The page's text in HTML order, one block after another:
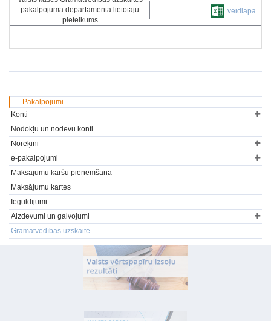
pakalpojuma departamenta lietotāju
pieteikums
veidlapa
Pakalpojumi
Konti
Nodokļu un nodevu konti
Norēķini
e-pakalpojumi
Maksājumu karšu pieņemšana
Maksājumu kartes
Ieguldījumi
Aizdevumi un galvojumi
Grāmatvedības uzskaite